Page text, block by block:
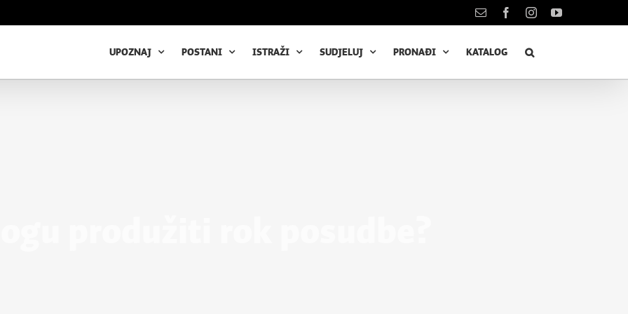
KontaktFacebookInstagramYouTube
UPOZNAJ POSTANI ISTRAŽI SUDJELUJ PRONAĐI KATALOG